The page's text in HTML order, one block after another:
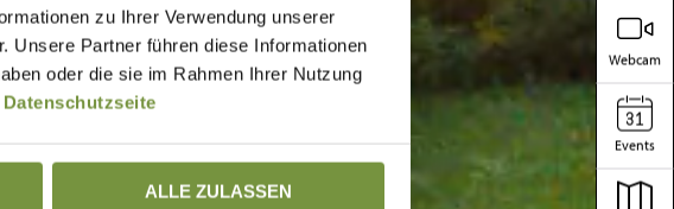
zu Ihrer Verwendung unserer
Unsere Partner führen diese Informationen
oder die sie im Rahmen Ihrer Nutzung
Datenschutzseite
ALLE ZULASSEN
Webcam
Events